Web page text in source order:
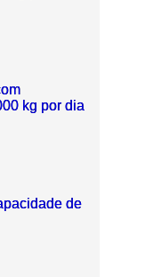
kg por dia
de